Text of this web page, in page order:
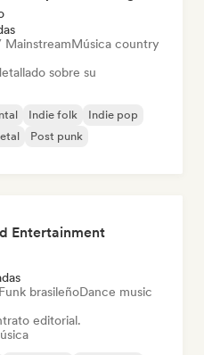
Música country
sobre su
Indie folk
Indie pop
Post punk
Entertainment
Funk brasileñoDance music
editorial.